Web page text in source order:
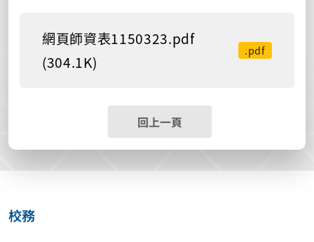
網頁師資表1150323.pdf
(304.1K)
.pdf
回上一頁
校務